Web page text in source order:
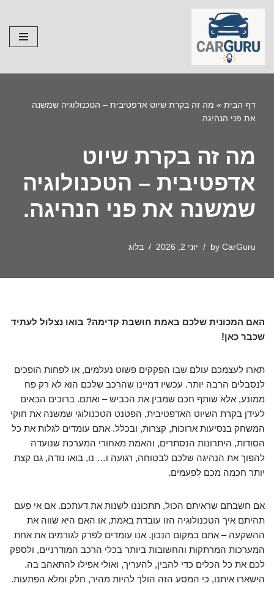
Skip
to
content
דף הבית » מה זה בקרת שיוט אדפטיבית – הטכנולוגיה שמשנה
את פני הנהיגה.
מה זה בקרת שיוט
אדפטיבית – הטכנולוגיה
שמשנה את פני הנהיגה.
by CarGuru יוני 2, 2026 בלוג
האם המכונית שלכם באמת חושבת קדימה? בואו נצלול לעתיד
שכבר כאן!
תארו לעצמכם עולם שבו הפקקים פשוט נעלמים, או לפחות הופכים
לנסבלים הרבה יותר. עכשיו דמיינו שהרכב שלכם הוא לא רק פח
ממונע, אלא שותף חכם שמבין את הכביש – ואתם. ברוכים הבאים
לעידן בקרת השיוט האדפטיבית, הפטנט הטכנולוגי שמשנה את חוקי
המשחק בנסיעות ארוכות, קצרות, ובכלל. אתם עומדים לגלות את כל
הסודות, היתרונות הנסתרים, והאמת מאחורי המערכת שנועדה
להפוך את הנהיגה שלכם לבטוחה, רגועה ו… נו, בואו נודה, גם קצת
יותר חכמה מכם לפעמים.
אם חשבתם שראיתם הכול, תתכוננו לשנות את דעתכם. אם אי פעם
תהיתם איך הטכנולוגיה הזו עובדת באמת, או האם היא שווה את
ההשקעה – אתם במקום הנכון. אנו עומדים לפרק לגורמים את אחת
המערכות המרתקות והחשובות ביותר בכלי הרכב המודרניים, ולספק
לכם את כל הכלים כדי להבין, להעריך, ואולי אפילו להתאהב בה.
הישארו איתנו, כי המסע הזה הולך להיות מהיר, חלק ומלא הפתעות.